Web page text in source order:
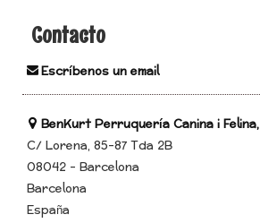
Contacto
Escríbenos un email
BenKurt Perruquería Canina i Felina,
C/ Lorena, 85-87 Tda 2B
08042 - Barcelona
Barcelona
España